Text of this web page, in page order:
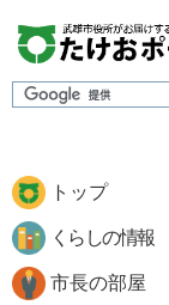
トップ
くらしの情報
市長の部屋